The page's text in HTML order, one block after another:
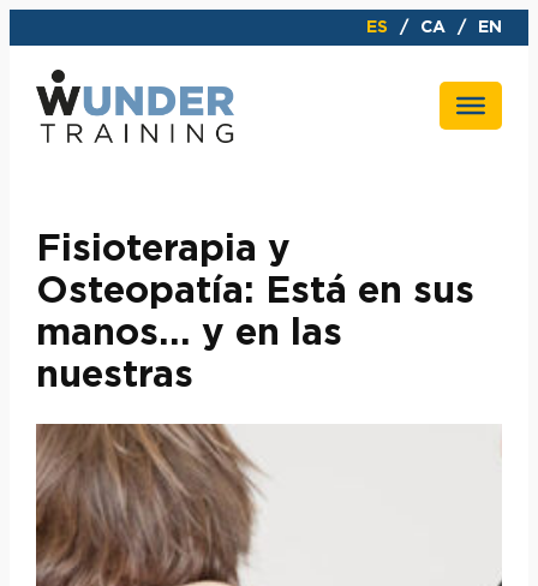
al
contenido
ES CA EN
Fisioterapia y
Osteopatía: Está en sus
manos… y en las
nuestras